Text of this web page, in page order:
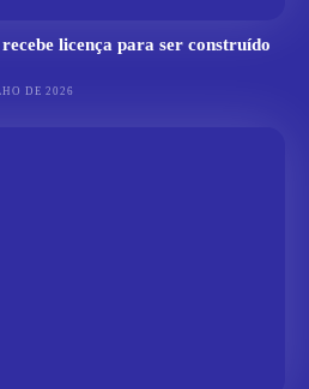
licença para ser construído
DE 2026